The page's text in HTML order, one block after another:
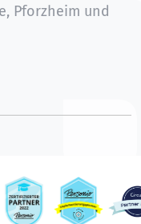
Pforzheim und